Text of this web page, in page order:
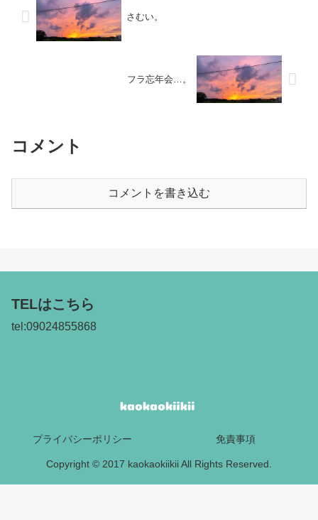
さむい。
フラ忘年会…。
コメント
コメントを書き込む
TELはこちら
tel:09024855868
プライバシーポリシー 免責事項
Copyright © 2017 kaokaokiikii All Rights Reserved.